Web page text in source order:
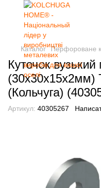
Каталог Перфороване
Куточок
(Кольчуга)
Артикул: 40305267